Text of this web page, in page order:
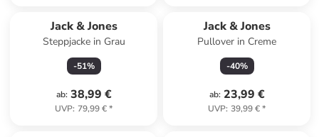
Jack & Jones
Steppjacke in Grau
-51%
ab: 38,99 €
UVP: 79,99 €*
Jack & Jones
Pullover in Creme
-40%
ab: 23,99 €
UVP: 39,99 €*